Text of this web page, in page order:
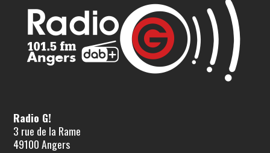
Radio G!
3 rue de la Rame
49100 Angers